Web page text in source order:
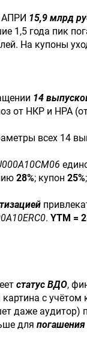
АПРИ 15,9 млрд
1,5 года пик
На купоны
14
от НКР и НРА
всех 14
28%; купон 25%
. YTM =
статус ВДО,
с учётом
даже аудитор)
для